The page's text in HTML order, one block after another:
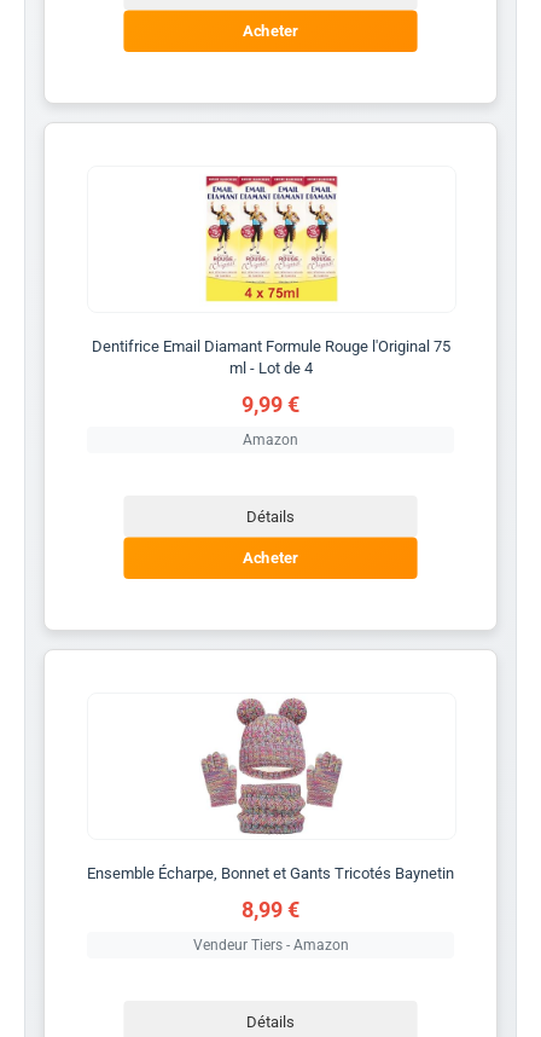
Acheter
Dentifrice Email Diamant Formule Rouge l'Original 75
ml - Lot de 4
9,99 €
Amazon
Détails
Acheter
Ensemble Écharpe, Bonnet et Gants Tricotés Baynetin
8,99 €
Vendeur Tiers - Amazon
Détails